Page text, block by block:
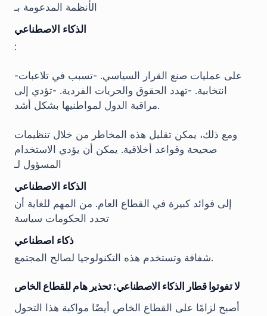
الأنظمة المدعومة بـ
الذكاء الاصطناعي
:
-على عمليات صنع القرار السياسي. -تسبب في تلاعبات
انتخابية. -تهدد الحقوق والحريات الفردية. -تؤدي إلى
مراقبة الدول لمواطنيها بشكل أشد.
ومع ذلك، يمكن تقليل هذه المخاطر من خلال تنظيمات
صحيحة وقواعد أخلاقية. يمكن أن يؤدي الاستخدام
المسؤول لـ
الذكاء الاصطناعي
إلى فوائد كبيرة في القطاع العام. من المهم للغاية أن
تحدد الحكومات سياسة
ذكاء اصطناعي
شفافة وتستخدم هذه التكنولوجيا لصالح المجتمع.
لا تفوتوا قطار الذكاء الاصطناعي: تحذير هام للقطاع الخاص
أصبح لزامًا على القطاع الخاص أيضًا مواكبة هذا التحول